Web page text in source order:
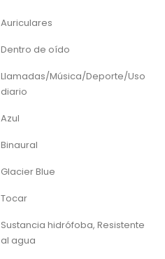
Auriculares
Dentro de oído
Llamadas/Música/Deporte/Uso
diario
Azul
Binaural
Glacier Blue
Tocar
Sustancia hidrófoba, Resistente
al agua